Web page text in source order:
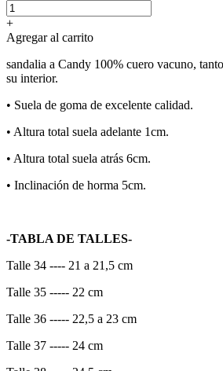
+
Agregar al carrito
sandalia a Candy 100% cuero vacuno,
su interior.
•⁠ ⁠Suela de goma de excelente calidad.
•⁠ ⁠Altura total suela adelante 1cm.
•⁠ ⁠Altura total suela atrás 6cm.
•⁠ ⁠Inclinación de horma 5cm.
-TABLA DE TALLES-
Talle 34 ---- 21 a 21,5 cm
Talle 35 ----- 22 cm
Talle 36 ----- 22,5 a 23 cm
Talle 37 ----- 24 cm